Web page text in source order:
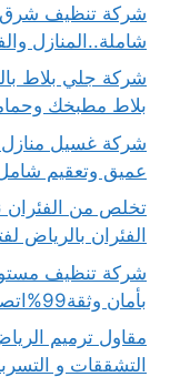
شركة تنظيف
شاملة..المنازل
بلاط مطبخك
عميق وتعقيم
الفئران بالرياض
شركة تنظيف
بأمان وثقة99%اتصل بنا واحصل على 33%خصم فوري
التشققات و